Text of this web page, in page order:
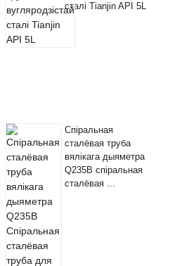
сталі Tianjin API 5L
Спіральная
сталёвая труба
вялікага дыяметра
Q235B спіральная
сталёвая ...